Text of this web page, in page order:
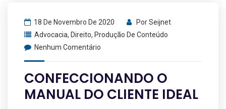
18 De Novembro De 2020 PorSeijnet
Advocacia, Direito, Produção De Conteúdo
Nenhum Comentário
CONFECCIONANDO O
MANUAL DO CLIENTE IDEAL